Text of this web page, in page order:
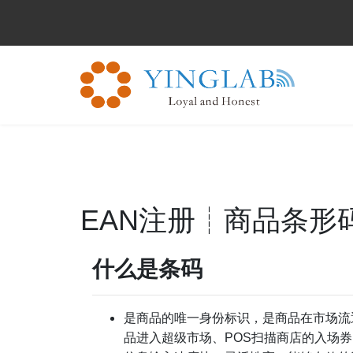
EAN注册┊商品条形
什么是条码
是商品的唯一身份标识，是商品在市场流
品进入超级市场、POS扫描商店的入场